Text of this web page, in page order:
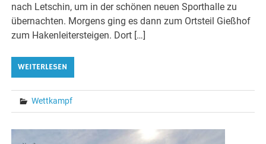
nach Letschin, um in der schönen neuen Sporthalle zu
übernachten. Morgens ging es dann zum Ortsteil Gießhof
zum Hakenleitersteigen. Dort […]
WEITERLESEN
Wettkampf